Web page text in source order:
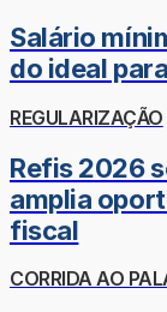
Salário
do ideal
REGULARIZAÇÃO
Refis 2026
amplia
fiscal
CORRIDA AO